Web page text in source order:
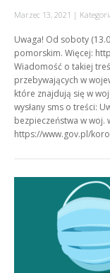
Marzec 13, 2021
Uwaga! Od soboty
pomorskim. Więcej:
Wiadomość o takiej
przebywających w
które znajdują się w
wysłany sms o treści:
bezpieczeństwa w woj.
https://www.gov.pl/